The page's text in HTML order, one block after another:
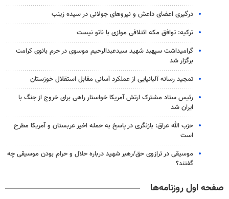
درگیری اعضای داعش و نیروهای جولانی در سیده زینب
ترکیه: توافق مکه ائتلافی موازی با ناتو نیست
گرامیداشت سپهبد شهید سیدعبدالرحیم موسوی در حرم بانوی کرامت
برگزار شد
تمجید رسانه آلبانیایی از عملکرد آسانی مقابل استقلال خوزستان
رئیس ستاد مشترک ارتش آمریکا خواستار راهی برای خروج از جنگ با
ایران شد
حزب الله عراق: بازنگری در پاسخ به حمله اخیر عربستان و آمریکا مطرح
است
موسیقی در ترازوی حق/رهبر شهید درباره حلال و حرام بودن موسیقی چه
گفتند؟
صفحه اول روزنامه‌ها